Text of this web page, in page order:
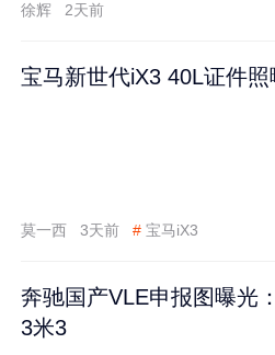
徐辉 2天前
宝马新世代iX3 40L证件
莫一西 3天前 # 宝马iX3
奔驰国产VLE申报图曝光
3米3